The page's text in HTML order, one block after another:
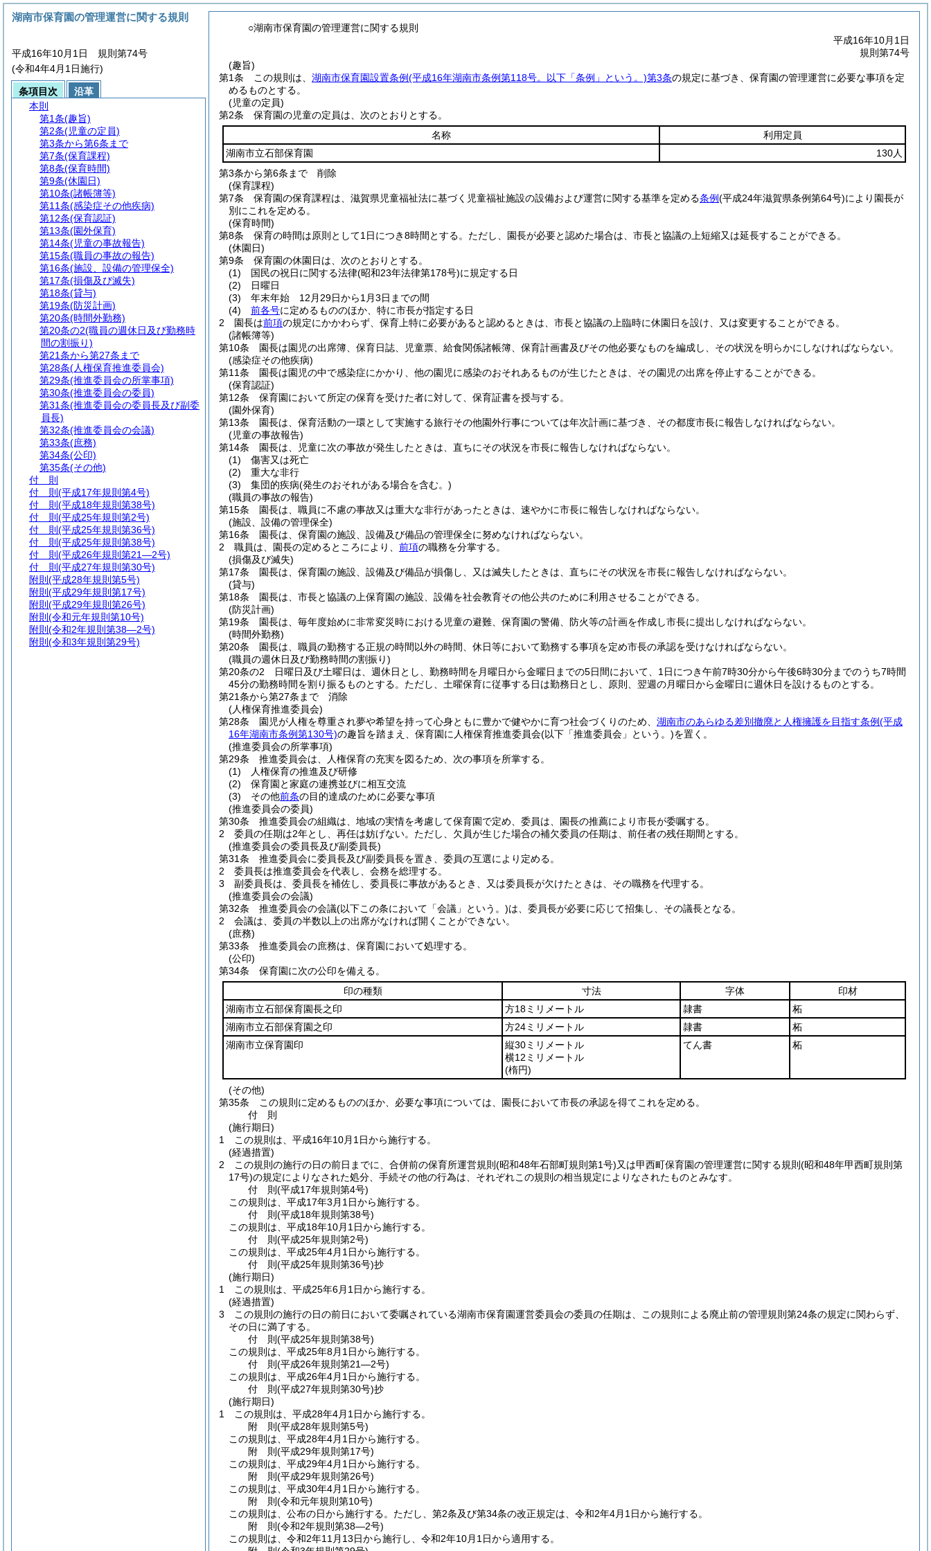
○湖南市保育園の管理運営に関する規則
平成16年10月1日
規則第74号
(趣旨)
第1条
この規則は、 湖南市保育園設置条例(平成16年湖南市条例第118号。以下「条例」という。)第3条の規定に基づき、保育園の管理運営に必要な事項を定
めるものとする。
(児童の定員)
第2条
保育園の児童の定員は、次のとおりとする。
名称
利用定員
湖南市立石部保育園
130人
第3条から第6条まで
削除
(保育課程)
第7条
保育園の保育課程は、滋賀県児童福祉法に基づく児童福祉施設の設備および運営に関する基準を定める条例(平成24年滋賀県条例第64号)により園長が
別にこれを定める。
(保育時間)
第8条
保育の時間は原則として1日につき8時間とする。 ただし、園長が必要と認めた場合は、市長と協議の上短縮又は延長することができる。
(休園日)
第9条
保育園の休園日は、次のとおりとする。
(1)
国民の祝日に関する法律(昭和23年法律第178号)に規定する日
(2)
日曜日
(3)
年末年始 12月29日から1月3日までの間
(4)
前各号に定めるもののほか、特に市長が指定する日
2
園長は前項の規定にかかわらず、保育上特に必要があると認めるときは、市長と協議の上臨時に休園日を設け、又は変更することができる。
(諸帳簿等)
第10条
園長は園児の出席簿、保育日誌、児童票、給食関係諸帳簿、保育計画書及びその他必要なものを編成し、その状況を明らかにしなければならない。
(感染症その他疾病)
第11条
園長は園児の中で感染症にかかり、他の園児に感染のおそれあるものが生じたときは、その園児の出席を停止することができる。
(保育認証)
第12条
保育園において所定の保育を受けた者に対して、保育証書を授与する。
(園外保育)
第13条
園長は、保育活動の一環として実施する旅行その他園外行事については年次計画に基づき、その都度市長に報告しなければならない。
(児童の事故報告)
第14条
園長は、児童に次の事故が発生したときは、直ちにその状況を市長に報告しなければならない。
(1)
傷害又は死亡
(2)
重大な非行
(3)
集団的疾病(発生のおそれがある場合を含む。)
(職員の事故の報告)
第15条
園長は、職員に不慮の事故又は重大な非行があったときは、速やかに市長に報告しなければならない。
(施設、設備の管理保全)
第16条
園長は、保育園の施設、設備及び備品の管理保全に努めなければならない。
2
職員は、園長の定めるところにより、 前項の職務を分掌する。
(損傷及び滅失)
第17条
園長は、保育園の施設、設備及び備品が損傷し、又は滅失したときは、直ちにその状況を市長に報告しなければならない。
(貸与)
第18条
園長は、市長と協議の上保育園の施設、設備を社会教育その他公共のために利用させることができる。
(防災計画)
第19条
園長は、毎年度始めに非常変災時における児童の避難、保育園の警備、防火等の計画を作成し市長に提出しなければならない。
(時間外勤務)
第20条
園長は、職員の勤務する正規の時間以外の時間、休日等において勤務する事項を定め市長の承認を受けなければならない。
(職員の週休日及び勤務時間の割振り)
第20条の2
日曜日及び土曜日は、週休日とし、勤務時間を月曜日から金曜日までの5日間において、1日につき午前7時30分から午後6時30分までのうち7時間
45分の勤務時間を割り振るものとする。 ただし、土曜保育に従事する日は勤務日とし、原則、翌週の月曜日から金曜日に週休日を設けるものとする。
第21条から第27条まで
消除
(人権保育推進委員会)
第28条
園児が人権を尊重され夢や希望を持って心身ともに豊かで健やかに育つ社会づくりのため、 湖南市のあらゆる差別撤廃と人権擁護を目指す条例(平成
16年湖南市条例第130号)の趣旨を踏まえ、保育園に人権保育推進委員会(以下「推進委員会」という。)を置く。
(推進委員会の所掌事項)
第29条
推進委員会は、人権保育の充実を図るため、次の事項を所掌する。
(1)
人権保育の推進及び研修
(2)
保育園と家庭の連携並びに相互交流
(3)
その他前条の目的達成のために必要な事項
(推進委員会の委員)
第30条
推進委員会の組織は、地域の実情を考慮して保育園で定め、委員は、園長の推薦により市長が委嘱する。
2
委員の任期は2年とし、再任は妨げない。 ただし、欠員が生じた場合の補欠委員の任期は、前任者の残任期間とする。
(推進委員会の委員長及び副委員長)
第31条
推進委員会に委員長及び副委員長を置き、委員の互選により定める。
2
委員長は推進委員会を代表し、会務を総理する。
3
副委員長は、委員長を補佐し、委員長に事故があるとき、又は委員長が欠けたときは、その職務を代理する。
(推進委員会の会議)
第32条
推進委員会の会議(以下この条において「会議」という。)は、委員長が必要に応じて招集し、その議長となる。
2
会議は、委員の半数以上の出席がなければ開くことができない。
(庶務)
第33条
推進委員会の庶務は、保育園において処理する。
(公印)
第34条
保育園に次の公印を備える。
印の種類
寸法 字体
印材
湖南市立石部保育園長之印
方18ミリメートル 隷書
柘
湖南市立石部保育園之印
方24ミリメートル 隷書
柘
湖南市立保育園印
縦30ミリメートル
横12ミリメートル
(楕円)
てん書 柘
(その他)
第35条
この規則に定めるもののほか、必要な事項については、園長において市長の承認を得てこれを定める。
付 則
(施行期日)
1
この規則は、平成16年10月1日から施行する。
(経過措置)
2
この規則の施行の日の前日までに、合併前の保育所運営規則 (昭和48年石部町規則第1号)又は甲西町保育園の管理運営に関する規則 (昭和48年甲西町規則第
17号)の規定によりなされた処分、手続その他の行為は、それぞれこの規則の相当規定によりなされたものとみなす。
付 則(平成17年規則第4号)
この規則は、平成17年3月1日から施行する。
付 則(平成18年規則第38号)
この規則は、平成18年10月1日から施行する。
付 則(平成25年規則第2号)
この規則は、平成25年4月1日から施行する。
付 則(平成25年規則第36号)抄
(施行期日)
1
この規則は、平成25年6月1日から施行する。
(経過措置)
3
この規則の施行の日の前日において委嘱されている湖南市保育園運営委員会の委員の任期は、この規則による廃止前の管理規則第24条の規定に関わらず、
その日に満了する。
付 則(平成25年規則第38号)
この規則は、平成25年8月1日から施行する。
付 則(平成26年規則第21―2号)
この規則は、平成26年4月1日から施行する。
付 則(平成27年規則第30号)抄
(施行期日)
1
この規則は、平成28年4月1日から施行する。
附 則(平成28年規則第5号)
この規則は、平成28年4月1日から施行する。
附 則(平成29年規則第17号)
この規則は、平成29年4月1日から施行する。
附 則(平成29年規則第26号)
この規則は、平成30年4月1日から施行する。
附 則(令和元年規則第10号)
この規則は、公布の日から施行する。 ただし、第2条及び第34条の改正規定は、令和2年4月1日から施行する。
附 則(令和2年規則第38―2号)
この規則は、令和2年11月13日から施行し、令和2年10月1日から適用する。
湖南市保育園の管理運営に関する規則
平成16年10月1日 規則第74号
(令和4年4月1日施行)
条項目次
沿革
本則
第1条(趣旨)
第2条(児童の定員)
第3条から第6条まで
第7条(保育課程)
第8条(保育時間)
第9条(休園日)
第10条(諸帳簿等)
第11条(感染症その他疾病)
第12条(保育認証)
第13条(園外保育)
第14条(児童の事故報告)
第15条(職員の事故の報告)
第16条(施設、設備の管理保全)
第17条(損傷及び滅失)
第18条(貸与)
第19条(防災計画)
第20条(時間外勤務)
第20条の2(職員の週休日及び勤務時
間の割振り)
第21条から第27条まで
第28条(人権保育推進委員会)
第29条(推進委員会の所掌事項)
第30条(推進委員会の委員)
第31条(推進委員会の委員長及び副委
員長)
第32条(推進委員会の会議)
第33条(庶務)
第34条(公印)
第35条(その他)
付 則
付 則 (平成17年規則第4号)
付 則 (平成18年規則第38号)
付 則 (平成25年規則第2号)
付 則 (平成25年規則第36号)
付 則 (平成25年規則第38号)
付 則 (平成26年規則第21―2号)
付 則 (平成27年規則第30号)
附則 (平成28年規則第5号)
附則 (平成29年規則第17号)
附則 (平成29年規則第26号)
附則 (令和元年規則第10号)
附則 (令和2年規則第38―2号)
附則 (令和3年規則第29号)